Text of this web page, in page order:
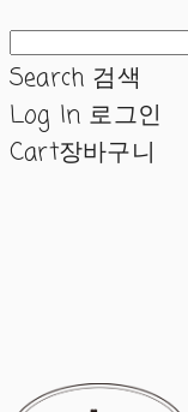
Search 검색
Log In 로그인
Cart장바구니